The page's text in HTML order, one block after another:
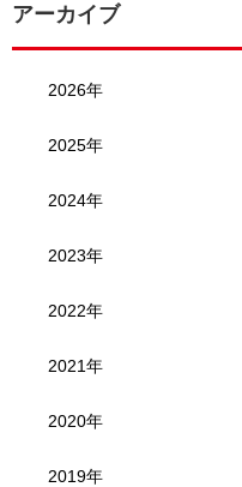
アーカイブ
2026年
2025年
2024年
2023年
2022年
2021年
2020年
2019年